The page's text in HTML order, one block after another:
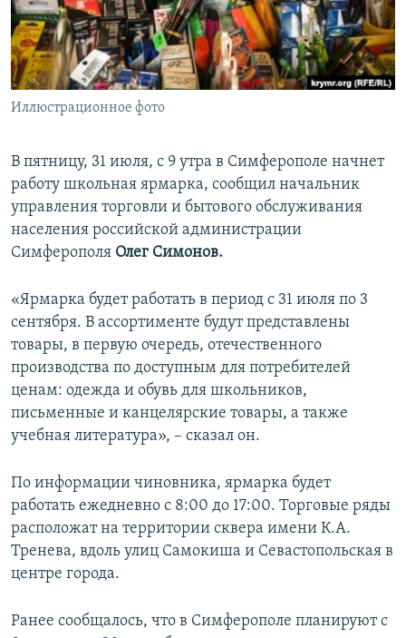
ПОБЕДИТЕЛЕЙ НЕ СУДЯТ?
КРЫМ.НЕПОКОРЕННЫЙ
ELIFBE
УКРАИНСКАЯ ПРОБЛЕМА КРЫМА
ПРИСОЕДИНЯЙТЕСЬ!
Иллюстрационное фото
В пятницу, 31 июля, с 9 утра в Симферополе начнет
работу школьная ярмарка, сообщил начальник
управления торговли и бытового обслуживания
населения российской администрации
Симферополя Олег Симонов.
«Ярмарка будет работать в период с 31 июля по 3
сентября. В ассортименте будут представлены
товары, в первую очередь, отечественного
производства по доступным для потребителей
ценам: одежда и обувь для школьников,
письменные и канцелярские товары, а также
учебная литература», – сказал он.
По информации чиновника, ярмарка будет
работать ежедневно с 8:00 до 17:00. Торговые ряды
расположат на территории сквера имени К.А.
Тренева, вдоль улиц Самокиша и Севастопольская в
центре города.
Ранее сообщалось, что в Симферополе планируют с